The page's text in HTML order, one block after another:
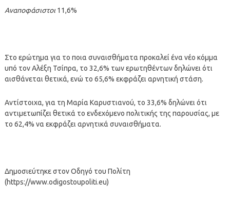
Αναποφάσιστοι11,6%
Στο ερώτημα για το ποια συναισθήματα προκαλεί ένα νέο κόμμα
υπό τον Αλέξη Τσίπρα, το 32,6% των ερωτηθέντων δηλώνει ότι
αισθάνεται θετικά, ενώ το 65,6% εκφράζει αρνητική στάση.
Αντίστοιχα, για τη Μαρία Καρυστιανού, το 33,6% δηλώνει ότι
αντιμετωπίζει θετικά το ενδεχόμενο πολιτικής της παρουσίας, με
το 62,4% να εκφράζει αρνητικά συναισθήματα.
Δημοσιεύτηκε στον Οδηγό του Πολίτη
(https://www.odigostoupoliti.eu)